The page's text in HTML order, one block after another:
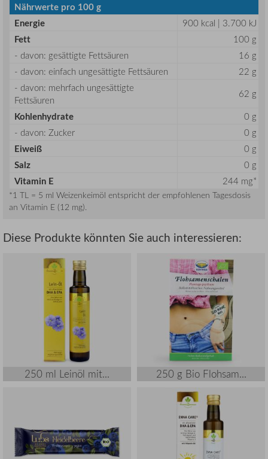
Nährwerte pro 100 g
Energie
900 kcal | 3.700 kJ
Fett
100 g
- davon: gesättigte Fettsäuren
16 g
- davon: einfach ungesättigte Fettsäuren
22 g
- davon: mehrfach ungesättigte
Fettsäuren
62 g
Kohlenhydrate
0 g
- davon: Zucker
0 g
Eiweiß 0 g
Salz 0 g
Vitamin E 244 mg*
*1 TL = 5 ml Weizenkeimöl entspricht der empfohlenen Tagesdosis
an Vitamin E (12 mg).
Diese Produkte könnten Sie auch interessieren:
250 ml Leinöl mit... 250 g Bio Flohsam...